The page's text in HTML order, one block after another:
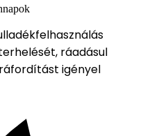
ráadásul
igényel